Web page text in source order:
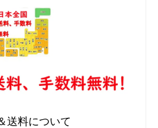
送料について